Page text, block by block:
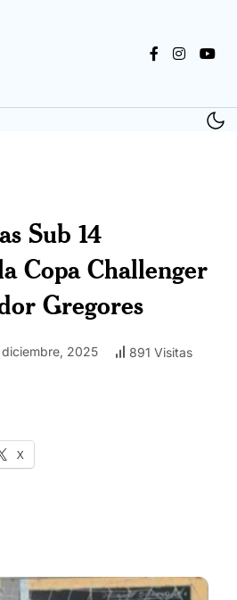
Sub 14
Copa Challenger
Gregores
diciembre, 2025 891 Visitas
X